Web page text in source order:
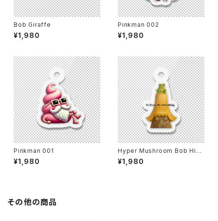
Bob Giraffe
¥1,980
Pinkman 002
¥1,980
Pinkman 001
¥1,980
Hyper Mushroom Bob Hip
popotamus
¥1,980
その他の商品